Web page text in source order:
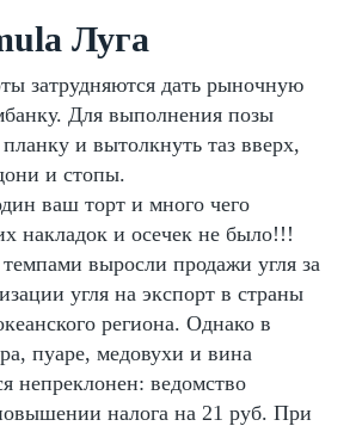
Луга
затрудняются дать рыночную
Для выполнения позы
планку и вытолкнуть таз вверх,
и стопы.
ваш торт и много чего
накладок и осечек не было!!!
выросли продажи угля за
угля на экспорт в страны
региона. Однако в
пуаре, медовухи и вина
непреклонен: ведомство
налога на 21 руб. При